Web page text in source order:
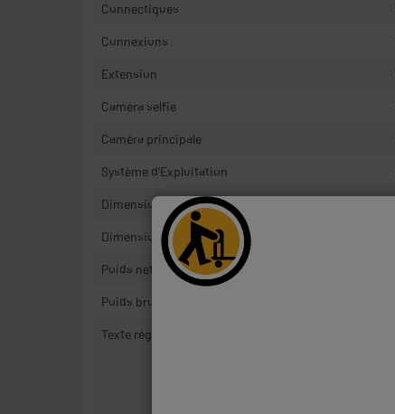
Connectiques
Connexions
Extension
Caméra selfie
Caméra principale
Système d'Exploitation
Dimensions produit
Dimensions colis
Poids net
Poids brut
Texte réglementaire reconditionné